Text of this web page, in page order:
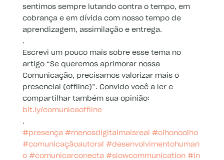
sentimos sempre lutando contra o tempo, em
cobrança e em dívida com nosso tempo de
aprendizagem, assimilação e entrega.
.
Escrevi um pouco mais sobre esse tema no
artigo “Se queremos aprimorar nossa
Comunicação, precisamos valorizar mais o
presencial (offline)”. Convido você a ler e
compartilhar também sua opinião:
bit.ly/comunicaoffline
.
#presença #menosdigitalmaisreal
#olhonoolho
#comunicaçãoautoral
#desenvolvimentohuman
o #comunicarconecta #slowcommunication #in